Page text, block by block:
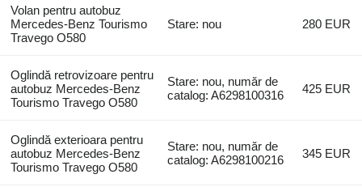
Volan pentru autobuz
Mercedes-Benz Tourismo
Travego O580
Stare: nou 280 EUR
Oglindă retrovizoare pentru
autobuz Mercedes-Benz
Tourismo Travego O580
Stare: nou, număr de
catalog: A6298100316
425 EUR
Oglindă exterioara pentru
autobuz Mercedes-Benz
Tourismo Travego O580
Stare: nou, număr de
catalog: A6298100216
345 EUR